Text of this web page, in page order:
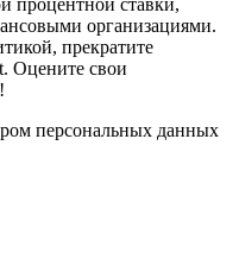
процентной ставки,
организациями.
прекратите
Оцените свои
персональных данных